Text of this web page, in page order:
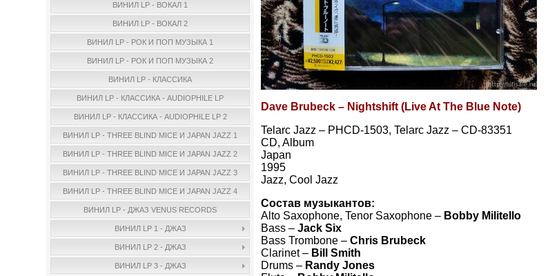
ВИНИЛ LP - ВОКАЛ 1
ВИНИЛ LP - ВОКАЛ 2
ВИНИЛ LP - РОК И ПОП МУЗЫКА 1
ВИНИЛ LP - РОК И ПОП МУЗЫКА 2
ВИНИЛ LP - КЛАССИКА
ВИНИЛ LP - КЛАССИКА - AUDIOPHILE LP
ВИНИЛ LP - КЛАССИКА - AUDIOPHILE LP 2
ВИНИЛ LP - THREE BLIND MICE И JAPAN JAZZ 1
ВИНИЛ LP - THREE BLIND MICE И JAPAN JAZZ 2
ВИНИЛ LP - THREE BLIND MICE И JAPAN JAZZ 3
ВИНИЛ LP - THREE BLIND MICE И JAPAN JAZZ 4
ВИНИЛ LP - ДЖАЗ VENUS RECORDS
ВИНИЛ LP 1 - ДЖАЗ
ВИНИЛ LP 2 - ДЖАЗ
ВИНИЛ LP 3 - ДЖАЗ
Dave Brubeck – Nightshift (Live At The Blue Note)
Telarc Jazz – PHCD-1503, Telarc Jazz – CD-83351
CD, Album
Japan
1995
Jazz, Cool Jazz
Состав музыкантов:
Alto Saxophone, Tenor Saxophone – Bobby Militello
Bass –Jack Six
Bass Trombone –Chris Brubeck
Clarinet – Bill Smith
Drums – Randy Jones